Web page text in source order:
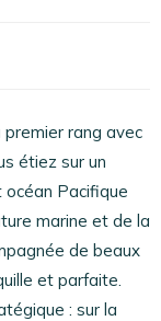
premier rang avec
étiez sur un
Pacifique
marine et de la
de beaux
et parfaite.
: sur la